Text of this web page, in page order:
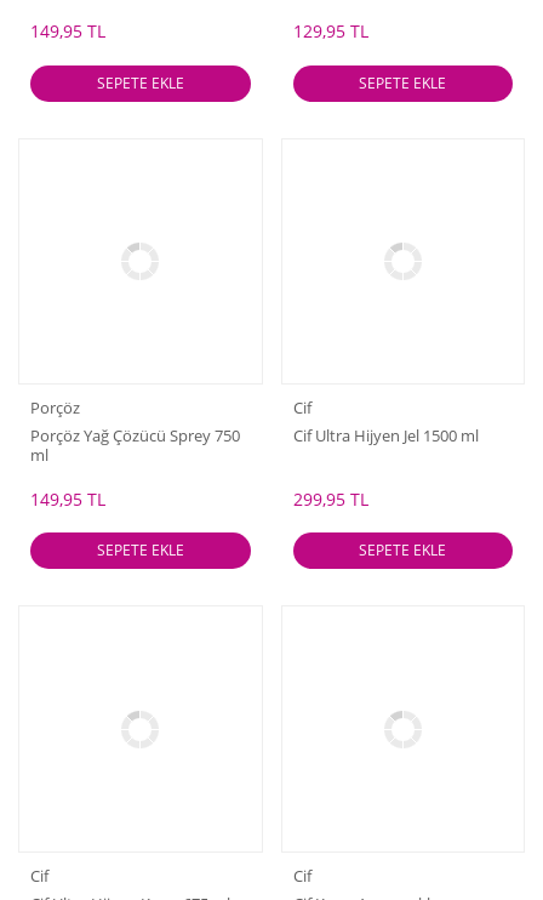
149,95 TL
SEPETE EKLE
129,95 TL
SEPETE EKLE
Porçöz
Porçöz Yağ Çözücü Sprey 750
ml
149,95 TL
SEPETE EKLE
Cif
Cif Ultra Hijyen Jel 1500 ml
299,95 TL
SEPETE EKLE
Cif
Cif